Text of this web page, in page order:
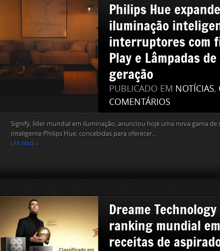
Philips Hue
iluminação
interruptores com
Play e Lâmpadas
geração
PUBLICADO EM NOTÍCIAS,
COMENTÁRIOS
Signify, líder mundial em iluminação, anunciou hoje uma nova gama de
inteligente Philips Hue, concebidas para oferecer...
LER MAIS »
Dreame
ranking mundial
receitas de